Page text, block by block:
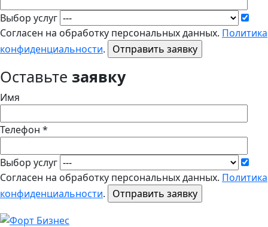
Выбор услуг
Согласен на обработку персональных данных. Политика
конфиденциальности.
Оставьте заявку
Имя
Телефон *
Выбор услуг
Согласен на обработку персональных данных. Политика
конфиденциальности.